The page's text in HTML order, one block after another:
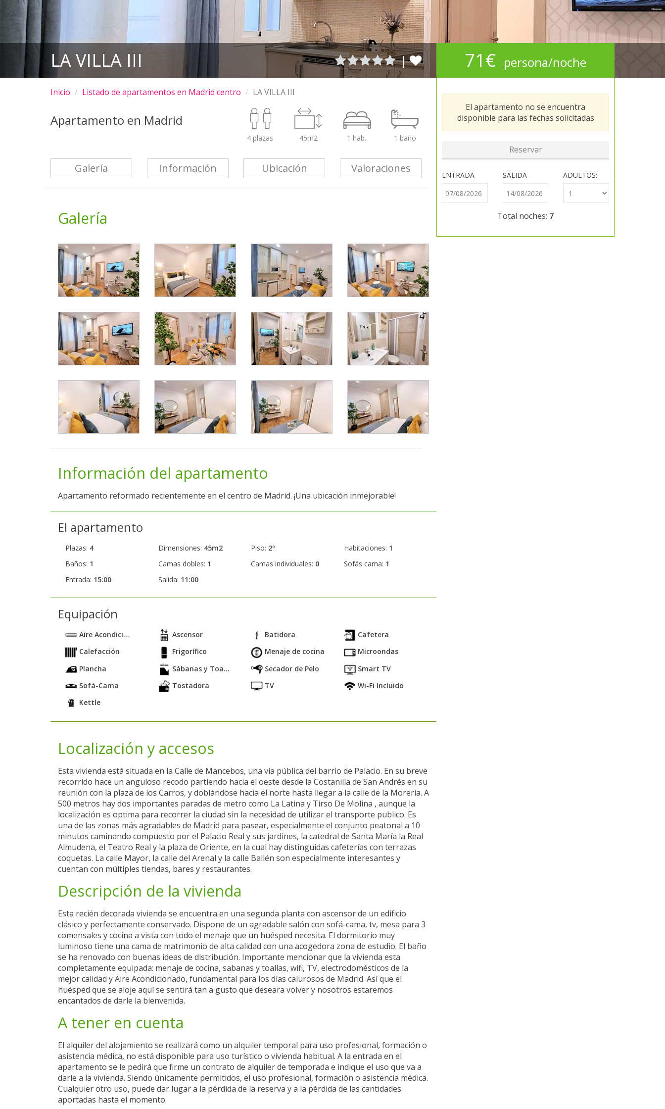
LA VILLA III | 71€ persona/noche
Inicio Listado de apartamentos en Madrid centro LA VILLA III
Apartamento en Madrid
4 plazas 45m2 1 hab. 1 baño
Galería Información Ubicación Valoraciones
Galería
Información del apartamento
Apartamento reformado recientemente en el centro de Madrid. ¡Una ubicación inmejorable!
El apartamento
Plazas: 4 Dimensiones: 45m2 Piso: 2º Habitaciones: 1
Baños: 1 Camas dobles: 1 Camas individuales: 0 Sofás cama: 1
Entrada: 15:00 Salida: 11:00
Equipación
Aire Acondici... Ascensor Batidora
Cafetera
Calefacción
Frigorífico Menaje de cocina
Microondas
Plancha
Sábanas y Toa... Secador de Pelo
Smart TV
Sofá-Cama
Tostadora TV
Wi-Fi Incluido
Kettle
Localización y accesos
Esta vivienda está situada en la Calle de Mancebos, una vía pública del barrio de Palacio. En su breve
recorrido hace un anguloso recodo partiendo hacia el oeste desde la Costanilla de San Andrés en su
reunión con la plaza de los Carros, y doblándose hacia el norte hasta llegar a la calle de la Morería. A
500 metros hay dos importantes paradas de metro como La Latina y Tirso De Molina , aunque la
localización es optima para recorrer la ciudad sin la necesidad de utilizar el transporte publico. Es
una de las zonas más agradables de Madrid para pasear, especialmente el conjunto peatonal a 10
minutos caminando compuesto por el Palacio Real y sus jardines, la catedral de Santa María la Real
Almudena, el Teatro Real y la plaza de Oriente, en la cual hay distinguidas cafeterías con terrazas
coquetas. La calle Mayor, la calle del Arenal y la calle Bailén son especialmente interesantes y
cuentan con múltiples tiendas, bares y restaurantes.
Descripción de la vivienda
Esta recién decorada vivienda se encuentra en una segunda planta con ascensor de un edificio
clásico y perfectamente conservado. Dispone de un agradable salón con sofá-cama, tv, mesa para 3
comensales y cocina a vista con todo el menaje que un huésped necesita. El dormitorio muy
luminoso tiene una cama de matrimonio de alta calidad con una acogedora zona de estudio. El baño
se ha renovado con buenas ideas de distribución. Importante mencionar que la vivienda esta
completamente equipada: menaje de cocina, sabanas y toallas, wifi, TV, electrodomésticos de la
mejor calidad y Aire Acondicionado, fundamental para los días calurosos de Madrid. Así que el
huésped que se aloje aquí se sentirá tan a gusto que deseara volver y nosotros estaremos
encantados de darle la bienvenida.
A tener en cuenta
El alquiler del alojamiento se realizará como un alquiler temporal para uso profesional, formación o
asistencia médica, no está disponible para uso turístico o vivienda habitual. A la entrada en el
apartamento se le pedirá que firme un contrato de alquiler de temporada e indique el uso que va a
darle a la vivienda. Siendo únicamente permitidos, el uso profesional, formación o asistencia médica.
Cualquier otro uso, puede dar lugar a la pérdida de la reserva y a la pérdida de las cantidades
aportadas hasta el momento.
El apartamento no se encuentra
disponible para las fechas solicitadas
ENTRADA SALIDA ADULTOS:
Total noches: 7